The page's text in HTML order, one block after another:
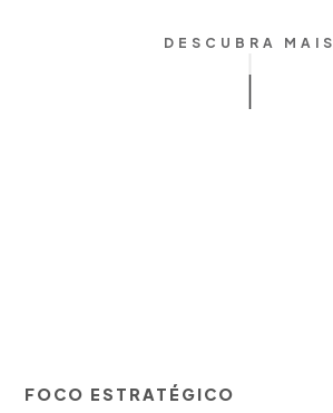
DESCUBRA MAIS
FOCO ESTRATÉGICO